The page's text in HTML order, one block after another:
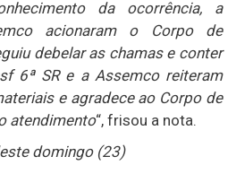
da ocorrência, a
acionaram o Corpo de
debelar as chamas e conter
6ª SR e a Assemco reiteram
e agradece ao Corpo de
atendimento“, frisou a nota.
domingo (23)